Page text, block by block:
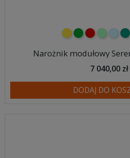
żółtyzielonyczerwony
miętowy
Narożnik modułowy
7 040,00 zł
DODAJ DO